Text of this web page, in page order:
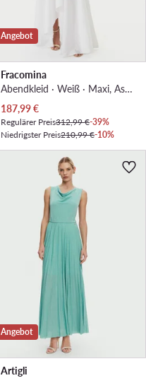
Angebot
Fracomina
Abendkleid · Weiß · Maxi, Asymmetrisch
Aktueller Preis
187,99€
Regulärer Preis312,99 €-39%
Niedrigster Preis210,99 €-10%
Angebot
Artigli